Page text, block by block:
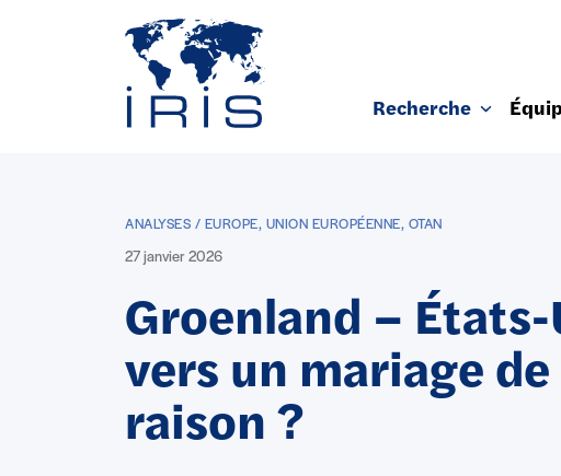
Recherche
ANALYSES / EUROPE, UNION EUROPÉENNE, OTAN
27 janvier 2026
Groenland – États-
vers un mariage de
raison ?